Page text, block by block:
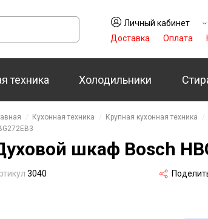
Личный кабинет
Доставка
Оплата
Холодильники
техника
Кухонная техника Крупная кухонная техника
шкаф Bosch
3040